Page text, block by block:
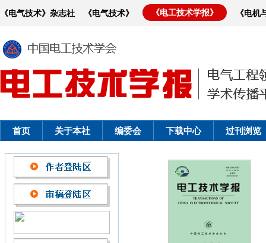
《电气技术》杂志社 《电气技术》 《电工技术学报》 《电
首页 关于本社 编委会 下载中心 过刊浏览